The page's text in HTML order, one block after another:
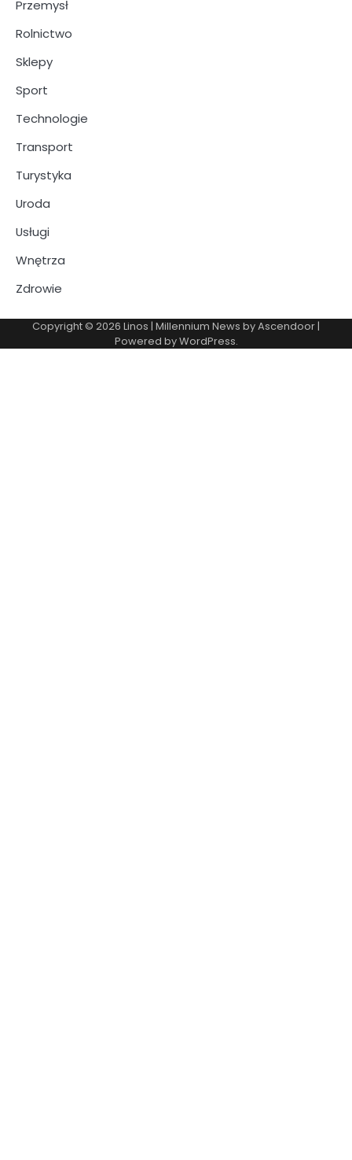
Przemysł
Rolnictwo
Sklepy
Sport
Technologie
Transport
Turystyka
Uroda
Usługi
Wnętrza
Zdrowie
Copyright © 2026 Linos | Millennium News byAscendoor|
Powered byWordPress.